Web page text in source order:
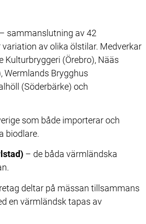
– sammanslutning av 42
av olika ölstilar. Medverkar
Kulturbryggeri (Örebro), Nääs
Wermlands Brygghus
(Söderbärke) och
som både importerar och
biodlare.
– de båda värmländska
deltar på mässan tillsammans
en värmländsk tapas av